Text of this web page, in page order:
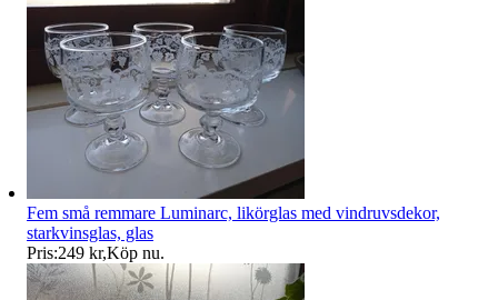
Fem små remmare Luminarc, likörglas med vindruvsdekor,
starkvinsglas, glas
Pris:249 kr,Köp nu.